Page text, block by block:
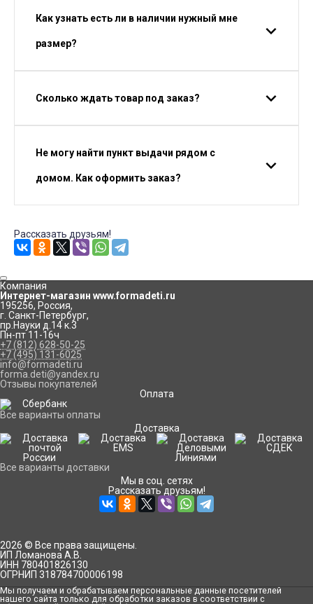
Как узнать есть ли в наличии нужный мне
размер?
Сколько ждать товар под заказ?
Не могу найти пункт выдачи рядом с
домом. Как оформить заказ?
Рассказать друзьям!
Компания
Интернет-магазин www.formadeti.ru
195256, Россия,
г. Санкт-Петербург,
пр.Науки д.14 к.3
Пн-пт 11-16ч
+7 (812) 628-50-25
+7 (495) 131-6025
info@formadeti.ru
forma.deti@yandex.ru
Отзывы покупателей
Оплата
Все варианты оплаты
Доставка
Все варианты доставки
Мы в соц. сетях
Рассказать друзьям!
2026 © Все права защищены.
ИП Ломанова А.В.
ИНН 780401826130
ОГРНИП 318784700006198
Мы получаем и обрабатываем персональные данные посетителей
нашего сайта только для обработки заказов в соответствии с